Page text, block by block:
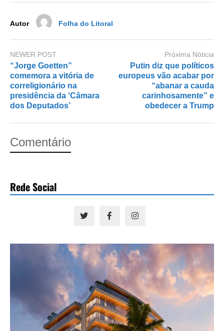
Autor Folha do Litoral
NEWER POST
“Jorge Goetten”
comemora a vitória de
correligionário na
presidência da ‘Câmara
dos Deputados’
Próxima Nóticia
Putin diz que políticos
europeus vão acabar por
“abanar a cauda
carinhosamente” e
obedecer a Trump
Comentário
Rede Social